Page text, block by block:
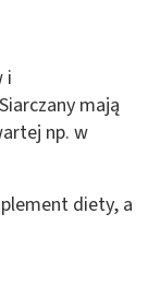
i
mają
np. w
diety, a